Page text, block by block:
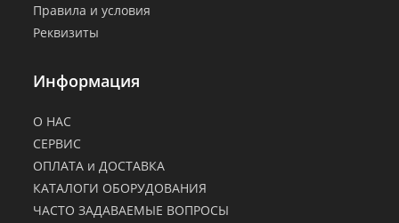
Правила и условия
Реквизиты
Информация
О НАС
СЕРВИС
ОПЛАТА и ДОСТАВКА
КАТАЛОГИ ОБОРУДОВАНИЯ
ЧАСТО ЗАДАВАЕМЫЕ ВОПРОСЫ